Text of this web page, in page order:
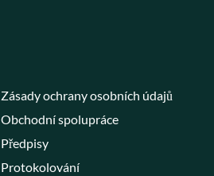
Zásady ochrany osobních údajů
Obchodní spolupráce
Předpisy
Protokolování